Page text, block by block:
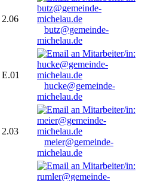
2.06
butz@gemeinde-
michelau.de
E.01
hucke@gemeinde-
michelau.de
2.03
meier@gemeinde-
michelau.de